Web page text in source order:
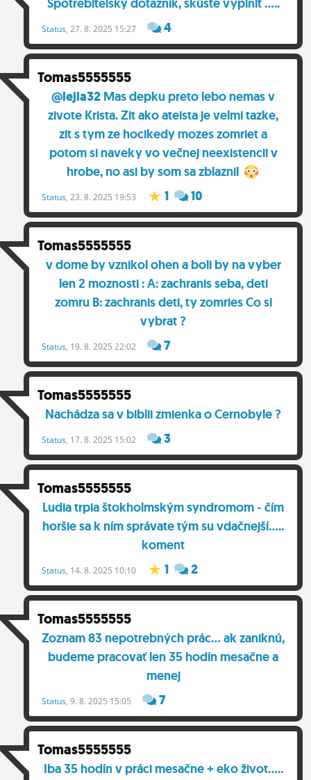
zivote Krista. Zit ako ateista je velmi tazke,
zit s tym ze hocikedy mozes zomriet a
potom si naveky vo večnej neexistencii v
Status , 23. 8. 2025 19:53 1 10
Tomas5555555
v dome by vznikol ohen a boli by na vyber
len 2 moznosti : A: zachranis seba, deti
zomru B: zachranis deti, ty zomries Co si
vybrat ?
Status, 19. 8. 2025 22:02
Tomas5555555
Nachádza sa v biblii zmienka o Cernobyle ?
Tomas5555555
Ludia trpia štokholmským syndromom - čím
horšie sa k ním správate tým su vdačnejší.....
koment
Status, 14. 8. 2025 10:10 1 2
Tomas5555555
Zoznam 83 nepotrebných prác... ak zaniknú,
budeme pracovať len 35 hodín mesačne a
menej
Status, 9. 8. 2025 15:05 7
Tomas5555555
Iba 35 hodín v práci mesačne + eko život.....
koment
Status, 4. 8. 2025 16:38 2
Tomas5555555
Prečo je socialistická ekonomika (SE) lepšia